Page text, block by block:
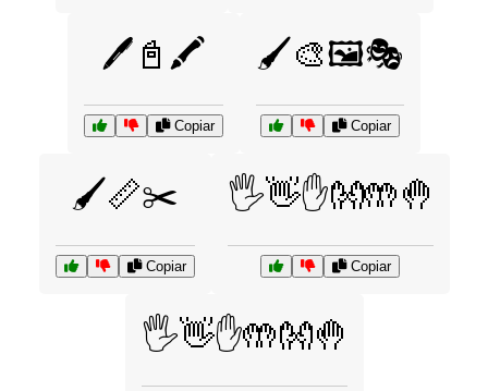
🖊️📓🖍️
Copiar
🖌️🎨🖼️🎭
Copiar
🖌️📏✂️
Copiar
🖐️👋✋👐🤲🤚
Copiar
🖐️👋✋🤲👐🤚